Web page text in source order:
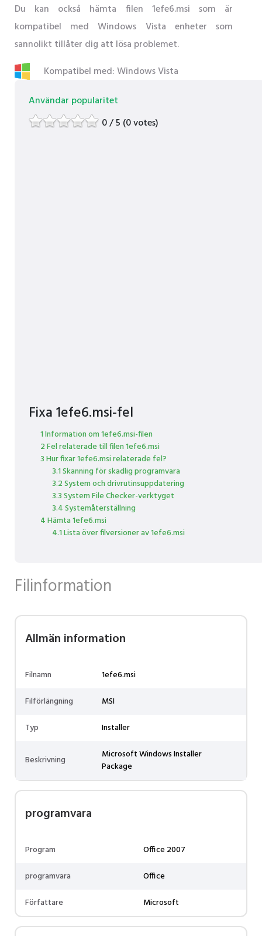
Du kan också hämta filen 1efe6.msi som är
kompatibel med Windows Vista enheter som
sannolikt tillåter dig att lösa problemet.
Kompatibel med: Windows Vista
Användar popularitet
0 / 5 (0 votes)
Fixa 1efe6.msi-fel
1 Information om 1efe6.msi-filen
2 Fel relaterade till filen 1efe6.msi
3 Hur fixar 1efe6.msi relaterade fel?
3.1 Skanning för skadlig programvara
3.2 System och drivrutinsuppdatering
3.3 System File Checker-verktyget
3.4 Systemåterställning
4 Hämta 1efe6.msi
4.1 Lista över filversioner av 1efe6.msi
Filinformation
Allmän information
Filnamn
1efe6.msi
Filförlängning
MSI
Typ
Installer
Beskrivning
Microsoft Windows Installer
Package
programvara
Program
Office 2007
programvara
Office
Författare
Microsoft